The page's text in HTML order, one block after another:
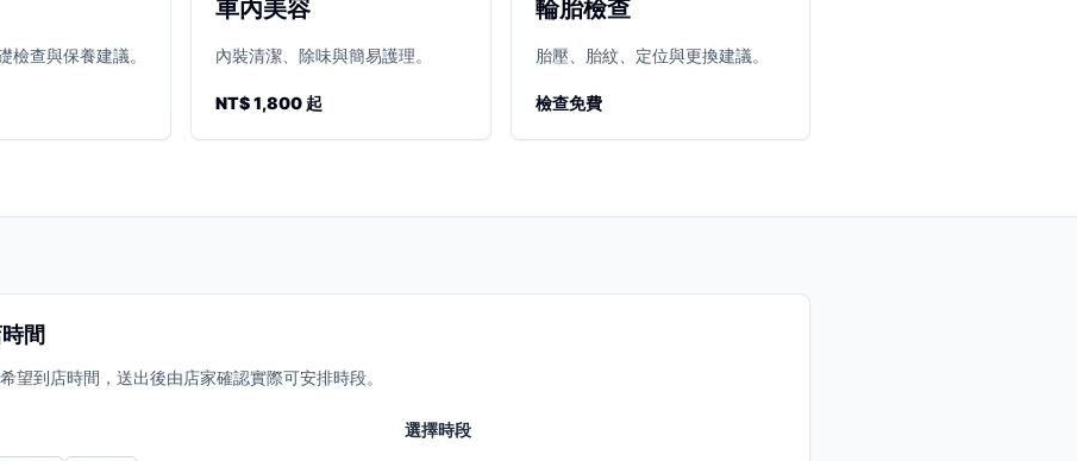
檢查與保養建議。
車內美容
內裝清潔、除味與簡易護理。
NT$ 1,800 起
輪胎檢查
胎壓、胎紋、定位與更換建議。
檢查免費
間
望到店時間，送出後由店家確認實際可安排時段。
選擇時段